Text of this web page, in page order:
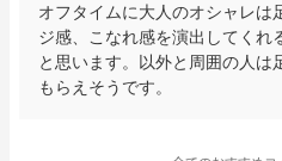
オフタイムに大人のオシャレは
ジ感、こなれ感を演出してくれ
と思います。以外と周囲の人は
もらえそうです。